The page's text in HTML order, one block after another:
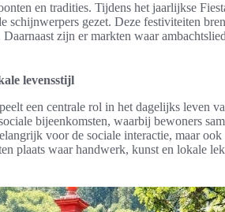
en tradities. Tijdens het jaarlijkse
schijnwerpers gezet. Deze festiviteiten
zijn er markten waar
levensstijl
een centrale rol in het dagelijks leven
bijeenkomsten, waarbij bewoners
voor de sociale interactie, maar
plaats waar handwerk, kunst en lokale